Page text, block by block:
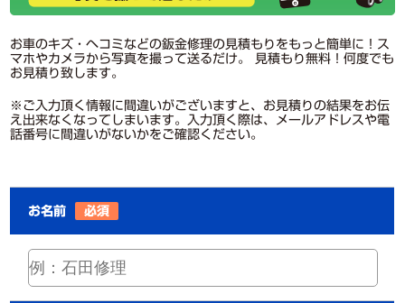
お車のキズ・ヘコミなどの鈑金修理の見積もりをもっと簡単に！ス
マホやカメラから写真を撮って送るだけ。 見積もり無料！何度でも
お見積り致します。
※ご入力頂く情報に間違いがございますと、お見積りの結果をお伝
え出来なくなってしまいます。入力頂く際は、メールアドレスや電
話番号に間違いがないかをご確認ください。
お名前 必須